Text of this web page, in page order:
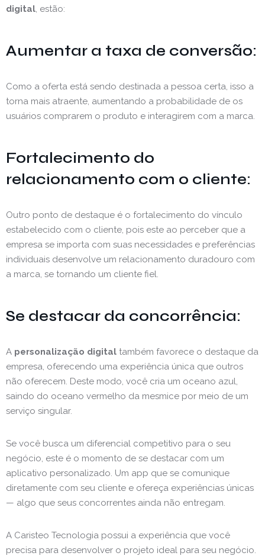
digital, estão:
Aumentar a taxa de conversão:
Como a oferta está sendo destinada a pessoa certa, isso a
torna mais atraente, aumentando a probabilidade de os
usuários comprarem o produto e interagirem com a marca.
Fortalecimento do
relacionamento com o cliente:
Outro ponto de destaque é o fortalecimento do vínculo
estabelecido com o cliente, pois este ao perceber que a
empresa se importa com suas necessidades e preferências
individuais desenvolve um relacionamento duradouro com
a marca, se tornando um cliente fiel.
Se destacar da concorrência:
A personalização digital também favorece o destaque da
empresa, oferecendo uma experiência única que outros
não oferecem. Deste modo, você cria um oceano azul,
saindo do oceano vermelho da mesmice por meio de um
serviço singular.
Se você busca um diferencial competitivo para o seu
negócio, este é o momento de se destacar com um
aplicativo personalizado. Um app que se comunique
diretamente com seu cliente e ofereça experiências únicas
— algo que seus concorrentes ainda não entregam.
A Caristeo Tecnologia possui a experiência que você
precisa para desenvolver o projeto ideal para seu negócio.